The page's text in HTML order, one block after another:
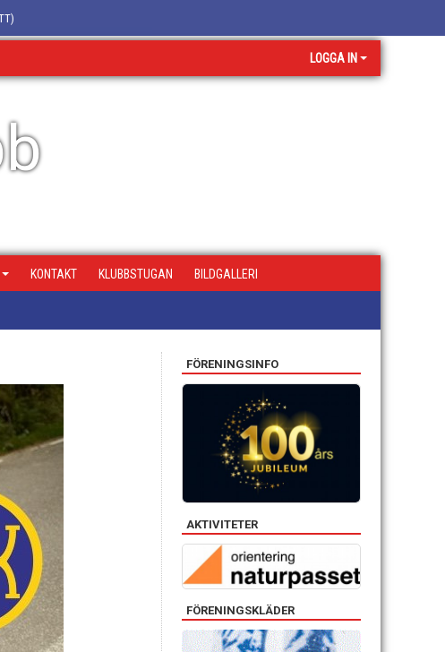
LOGGA IN
KONTAKT KLUBBSTUGAN BILDGALLERI
FÖRENINGSINFO
AKTIVITETER
FÖRENINGSKLÄDER